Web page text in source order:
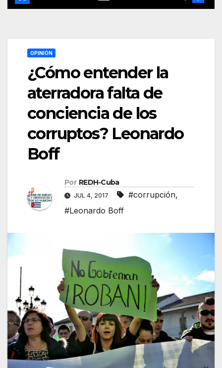
OPINIÓN
¿Cómo entender la
aterradora falta de
conciencia de los
corruptos? Leonardo
Boff
Por REDH-Cuba
JUL 4, 2017 #corrupción,
#Leonardo Boff